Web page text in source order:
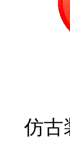
仿古